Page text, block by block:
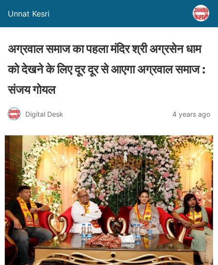
Unnat Kesri
अग्रवाल समाज का पहला मंदिर श्री अग्रसेन धाम
को देखने के लिए दूर दूर से आएगा अग्रवाल समाज :
संजय गोयल
Digital Desk 4 years ago